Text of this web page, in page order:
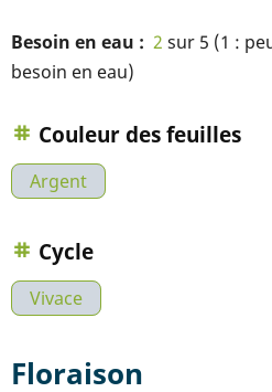
Besoin en eau 2 sur 5 (1 :
besoin en eau)
Couleur des feuilles
Argent
Cycle
Vivace
Floraison